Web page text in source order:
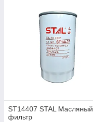
ST14407 STAL Масляный
фильтр